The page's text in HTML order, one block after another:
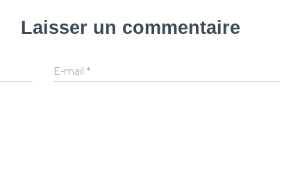
Laisser un commentaire
E-mail*